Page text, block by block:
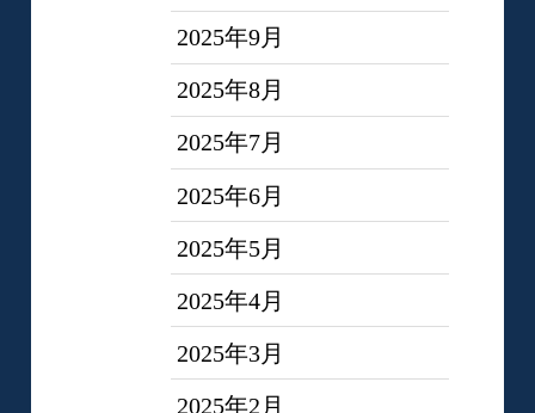
2025年9月
2025年8月
2025年7月
2025年6月
2025年5月
2025年4月
2025年3月
2025年2月